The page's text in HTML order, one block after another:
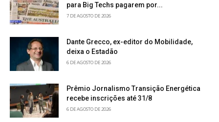
para Big Techs pagarem por...
7 DE AGOSTO DE 2026
Dante Grecco, ex-editor do Mobilidade,
deixa o Estadão
6 DE AGOSTO DE 2026
Prêmio Jornalismo Transição Energética
recebe inscrições até 31/8
6 DE AGOSTO DE 2026